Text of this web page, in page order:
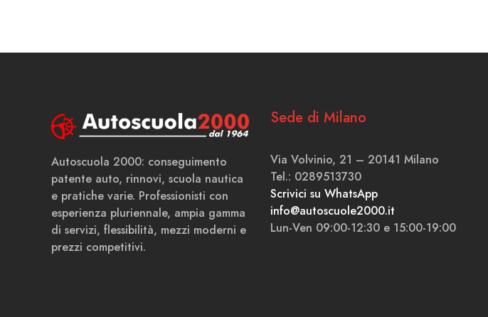
Autoscuola 2000: conseguimento
patente auto, rinnovi, scuola nautica
e pratiche varie. Professionisti con
esperienza pluriennale, ampia gamma
di servizi, flessibilità, mezzi moderni e
prezzi competitivi.
Sede di Milano
Via Volvinio, 21 – 20141 Milano
Tel.: 0289513730
Scrivici su WhatsApp
info@autoscuole2000.it
Lun-Ven 09:00-12:30 e 15:00-19:00